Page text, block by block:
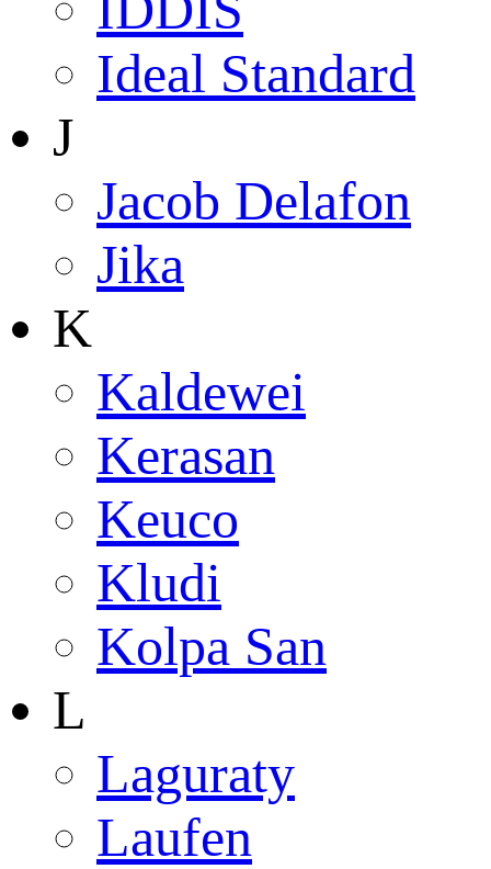
Ideal Standard
J
Jacob Delafon
Jika
K
Kaldewei
Kerasan
Keuco
Kludi
Kolpa San
L
Laguraty
Laufen